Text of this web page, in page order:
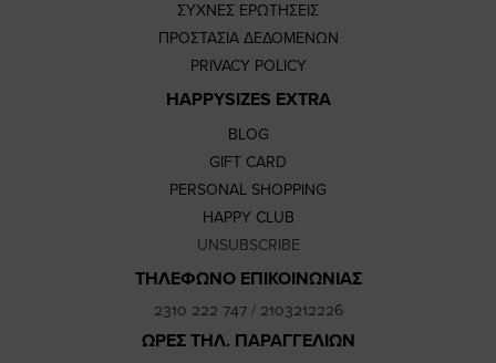
ΣΥΧΝΕΣ ΕΡΩΤΗΣΕΙΣ
ΠΡΟΣΤΑΣΙΑ ΔΕΔΟΜΕΝΩΝ
PRIVACY POLICY
HAPPYSIZES EXTRA
BLOG
GIFT CARD
PERSONAL SHOPPING
HAPPY CLUB
UNSUBSCRIBE
ΤΗΛΕΦΩΝΟ ΕΠΙΚΟΙΝΩΝΙΑΣ
2310 222 747/ 2103212226
ΩΡΕΣ ΤΗΛ. ΠΑΡΑΓΓΕΛΙΩΝ